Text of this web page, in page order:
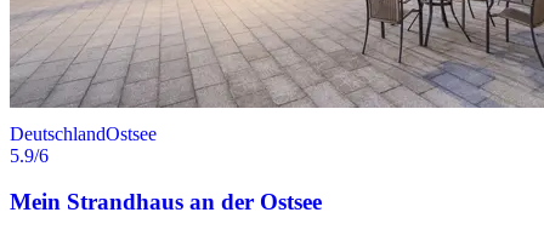
DeutschlandOstsee
5.9/6
Mein Strandhaus an der Ostsee